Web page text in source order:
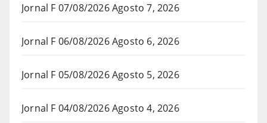
Jornal F 07/08/2026Agosto 7, 2026
Jornal F 06/08/2026Agosto 6, 2026
Jornal F 05/08/2026Agosto 5, 2026
Jornal F 04/08/2026Agosto 4, 2026